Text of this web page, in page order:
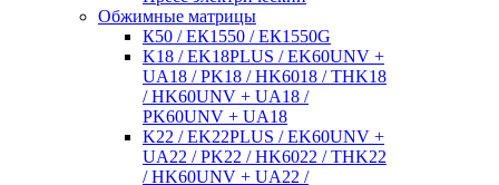
Обжимные матрицы
К50 / ЕК1550 / ЕК1550G
K18 / EK18PLUS / EK60UNV +
UA18 / PK18 / HK6018 / THK18
/ HK60UNV + UA18 /
PK60UNV + UA18
K22 / EK22PLUS / EK60UNV +
UA22 / PK22 / HK6022 / THK22
/ HK60UNV + UA22 /